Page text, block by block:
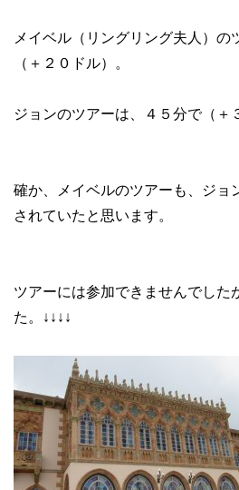
メイベル（リングリング夫人）の
（＋２０ドル）。
ジョンのツアーは、４５分で（＋
確か、メイベルのツアーも、ジョ
されていたと思います。
ツアーには参加できませんでした
た。↓↓↓↓